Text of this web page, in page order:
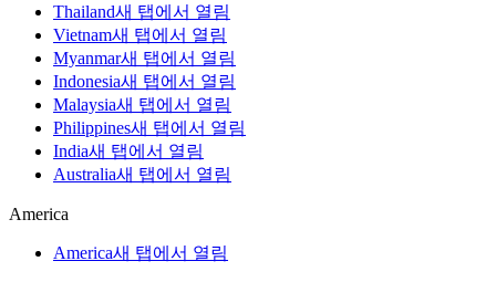
Thailand새 탭에서 열림
Vietnam새 탭에서 열림
Myanmar새 탭에서 열림
Indonesia새 탭에서 열림
Malaysia새 탭에서 열림
Philippines새 탭에서 열림
India새 탭에서 열림
Australia새 탭에서 열림
America
America새 탭에서 열림